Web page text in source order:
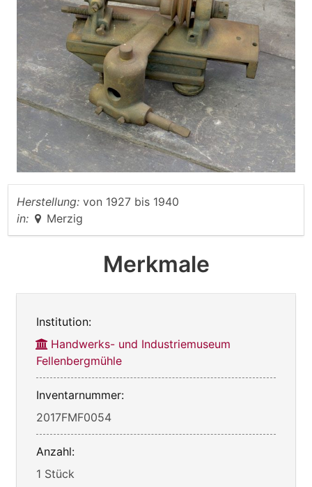
Herstellung: von 1927 bis 1940
in:
Merzig
Merkmale
Institution:
Handwerks- und Industriemuseum
Fellenbergmühle
Inventarnummer:
2017FMF0054
Anzahl:
1 Stück